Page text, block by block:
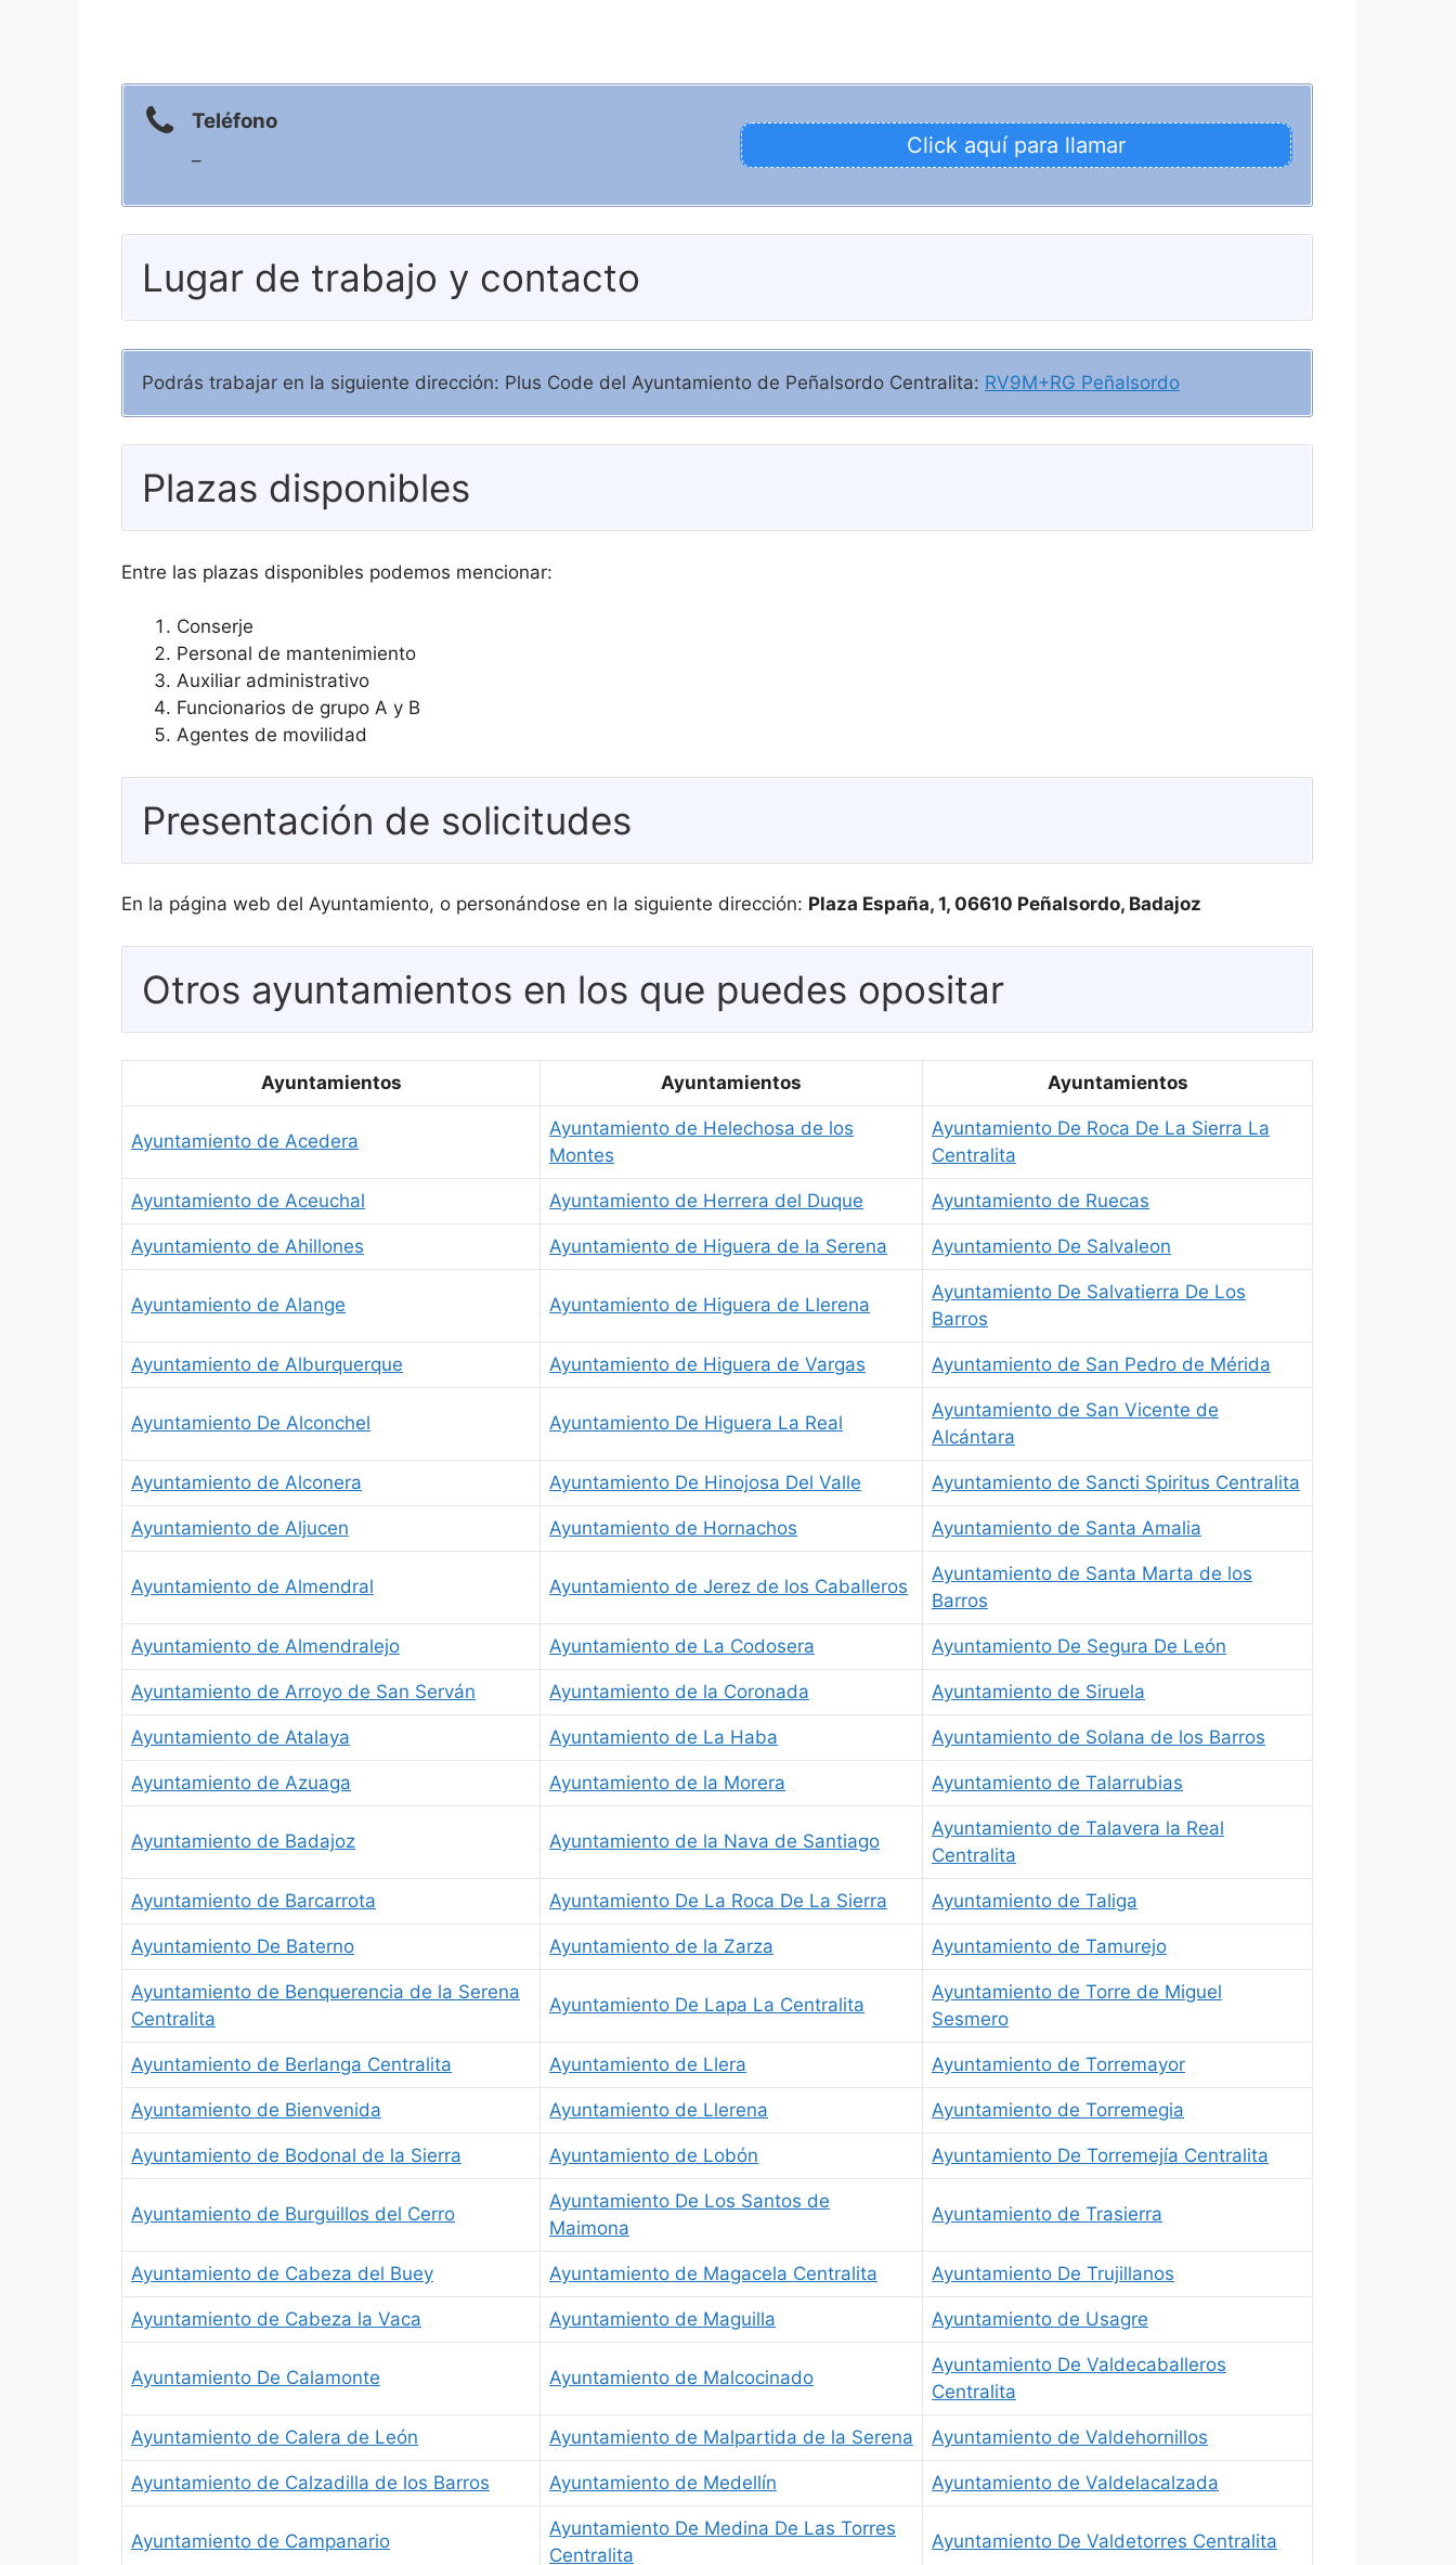
Teléfono
–
Click aquí para llamar
Lugar de trabajo y contacto
Podrás trabajar en la siguiente dirección: Plus Code del Ayuntamiento de Peñalsordo Centralita: RV9M+RG Peñalsordo
Plazas disponibles
Entre las plazas disponibles podemos mencionar:
Conserje
Personal de mantenimiento
Auxiliar administrativo
Funcionarios de grupo A y B
Agentes de movilidad
Presentación de solicitudes
En la página web del Ayuntamiento, o personándose en la siguiente dirección: Plaza España, 1, 06610 Peñalsordo, Badajoz
Otros ayuntamientos en los que puedes opositar
Ayuntamientos Ayuntamientos Ayuntamientos
Ayuntamiento de Acedera
Ayuntamiento de Helechosa de los
Montes
Ayuntamiento De Roca De La Sierra La
Centralita
Ayuntamiento de Aceuchal Ayuntamiento de Herrera del Duque Ayuntamiento de Ruecas
Ayuntamiento de Ahillones Ayuntamiento de Higuera de la Serena Ayuntamiento De Salvaleon
Ayuntamiento de Alange Ayuntamiento de Higuera de Llerena
Ayuntamiento De Salvatierra De Los
Barros
Ayuntamiento de Alburquerque Ayuntamiento de Higuera de Vargas Ayuntamiento de San Pedro de Mérida
Ayuntamiento De Alconchel Ayuntamiento De Higuera La Real
Ayuntamiento de San Vicente de
Alcántara
Ayuntamiento de Alconera Ayuntamiento De Hinojosa Del Valle Ayuntamiento de Sancti Spiritus Centralita
Ayuntamiento de Aljucen Ayuntamiento de Hornachos Ayuntamiento de Santa Amalia
Ayuntamiento de Almendral Ayuntamiento de Jerez de los Caballeros
Ayuntamiento de Santa Marta de los
Barros
Ayuntamiento de Almendralejo Ayuntamiento de La Codosera Ayuntamiento De Segura De León
Ayuntamiento de Arroyo de San Serván Ayuntamiento de la Coronada Ayuntamiento de Siruela
Ayuntamiento de Atalaya Ayuntamiento de La Haba Ayuntamiento de Solana de los Barros
Ayuntamiento de Azuaga Ayuntamiento de la Morera Ayuntamiento de Talarrubias
Ayuntamiento de Badajoz Ayuntamiento de la Nava de Santiago
Ayuntamiento de Talavera la Real
Centralita
Ayuntamiento de Barcarrota Ayuntamiento De La Roca De La Sierra Ayuntamiento de Taliga
Ayuntamiento De Baterno Ayuntamiento de la Zarza Ayuntamiento de Tamurejo
Ayuntamiento de Benquerencia de la Serena
Centralita
Ayuntamiento De Lapa La Centralita
Ayuntamiento de Torre de Miguel
Sesmero
Ayuntamiento de Berlanga Centralita Ayuntamiento de Llera Ayuntamiento de Torremayor
Ayuntamiento de Bienvenida Ayuntamiento de Llerena Ayuntamiento de Torremegia
Ayuntamiento de Bodonal de la Sierra Ayuntamiento de Lobón Ayuntamiento De Torremejía Centralita
Ayuntamiento de Burguillos del Cerro
Ayuntamiento De Los Santos de
Maimona
Ayuntamiento de Trasierra
Ayuntamiento de Cabeza del Buey Ayuntamiento de Magacela Centralita Ayuntamiento De Trujillanos
Ayuntamiento de Cabeza la Vaca Ayuntamiento de Maguilla Ayuntamiento de Usagre
Ayuntamiento De Calamonte Ayuntamiento de Malcocinado
Ayuntamiento De Valdecaballeros
Centralita
Ayuntamiento de Calera de León Ayuntamiento de Malpartida de la Serena Ayuntamiento de Valdehornillos
Ayuntamiento de Calzadilla de los Barros Ayuntamiento de Medellín Ayuntamiento de Valdelacalzada
Ayuntamiento de Campanario
Ayuntamiento De Medina De Las Torres
Centralita
Ayuntamiento De Valdetorres Centralita